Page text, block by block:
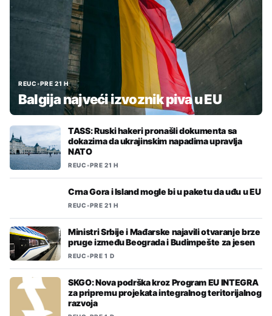
REUC•PRE 21 H
Balgija najveći izvoznik piva u EU
TASS: Ruski hakeri pronašli dokumenta sa
dokazima da ukrajinskim napadima upravlja
NATO
REUC•PRE 21 H
Crna Gora i Island mogle bi u paketu da uđu u EU
REUC•PRE 21 H
Ministri Srbije i Mađarske najavili otvaranje brze
pruge između Beograda i Budimpešte za jesen
REUC•PRE 1 D
SKGO: Nova podrška kroz Program EU INTEGRA
za pripremu projekata integralnog teritorijalnog
razvoja